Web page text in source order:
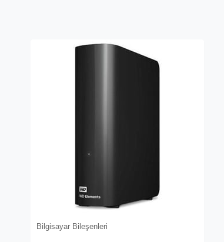
Bilgisayar Bileşenleri